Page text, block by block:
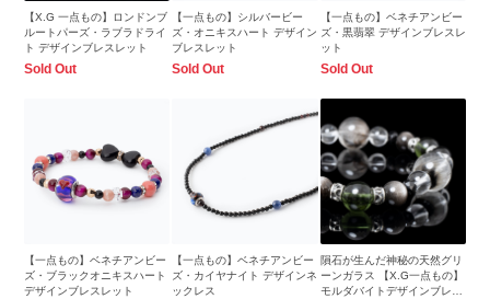
【X.G 一点もの】ロンドンブ
ルートパーズ・ラブラドライ
ト デザインブレスレット
Sold Out
【一点もの】シルバービー
ズ・オニキスハート デザイン
ブレスレット
Sold Out
【一点もの】ベネチアンビー
ズ・黒翡翠 デザインブレスレ
ット
Sold Out
【一点もの】ベネチアンビー
ズ・ブラックオニキスハート
デザインブレスレット
【一点もの】ベネチアンビー
ズ・カイヤナイト デザインネ
ックレス
隕石が生んだ神秘の天然グリ
ーンガラス 【X.G一点もの】
モルダバイトデザインブレス